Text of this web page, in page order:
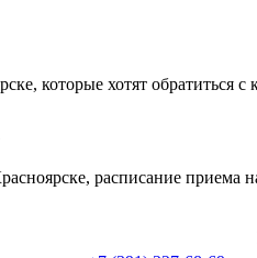
которые хотят обратиться
расписание приема